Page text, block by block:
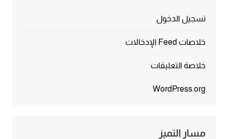
تسجيل الدخول
خلاصات Feed الإدخالات
خلاصة التعليقات
WordPress.org
مسار التميز